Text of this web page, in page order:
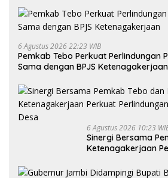
6 Agustus 2026 22:23 WIB
Pemkab Tebo Perkuat Perlindungan
Sama dengan BPJS Ketenagakerjaan
6 Agustus 2026 10:23
Sinergi Bersama
Ketenagakerjaan